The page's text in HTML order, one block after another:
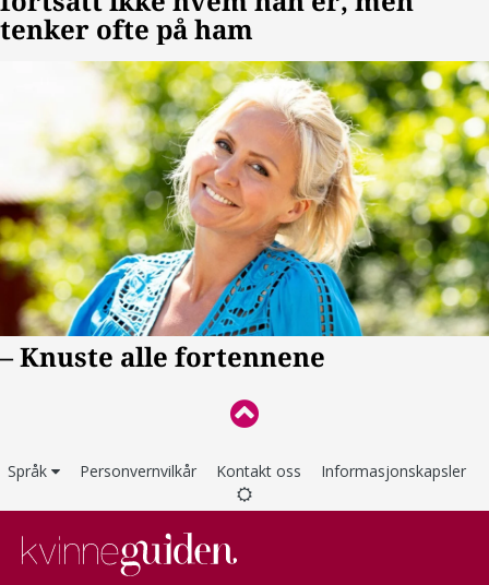
Språk Personvernvilkår Kontakt oss Informasjonskapsler